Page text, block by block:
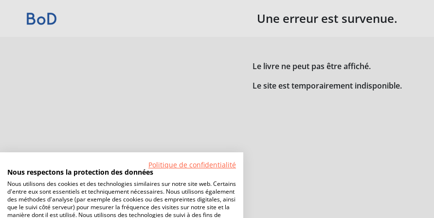
Une erreur est survenue.
Le livre ne peut pas être affiché.
Le site est temporairement indisponible.
Politique de confidentialité
Nous respectons la protection des données
Nous utilisons des cookies et des technologies similaires sur notre site web. Certains
d'entre eux sont essentiels et techniquement nécessaires. Nous utilisons également
des méthodes d'analyse (par exemple des cookies ou des empreintes digitales, ainsi
que le suivi côté serveur) pour mesurer la fréquence des visites sur notre site et la
manière dont il est utilisé. Nous utilisons des technologies de suivi à des fins de